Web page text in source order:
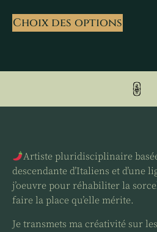
Choix des options
Artiste pluridisciplinaire
descendante d’Italiens et d’une
j’oeuvre pour réhabiliter la
faire la place qu’elle mérite.
Je transmets ma créativité sur